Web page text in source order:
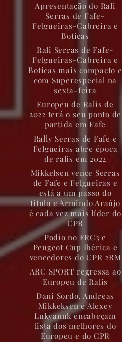
Apresentação do Rali
Serras de Fafe-
Felgueiras-Cabreira e
Boticas
Rali Serras de Fafe-
Felgueiras-Cabreira e
Boticas mais compacto e
com Superespecial na
sexta-feira
Europeu de Ralis de
2022 terá o seu ponto de
partida em Fafe
Rally Serras de Fafe e
Felgueiras abre época
de ralis em 2022
Mikkelsen vence Serras
de Fafe e Felgueiras e
está a um passo do
título e Armindo Araújo
é cada vez mais líder do
CPR
Podío no ERC3 e
Peugeot Cup Ibérica e
vencedores do CPR 2RM
ARC SPORT regressa ao
Europeu de Ralis
Dani Sordo, Andreas
Mikkeksen e Alexey
Lukyanuk encabeçam
lista dos melhores do
Europeu e do CPR